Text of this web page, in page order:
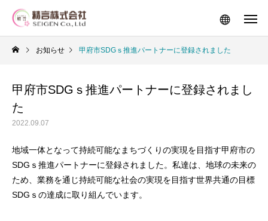
お知らせ 甲府市SDGｓ推進パートナーに登録されました
甲府市SDGｓ推進パートナーに登録されまし
た
2022.09.07
地域一体となって持続可能なまちづくりの実現を目指す甲府市の
SDGｓ推進パートナーに登録されました。私達は、地球の未来の
ため、業務を通じ持続可能な社会の実現を目指す世界共通の目標
SDGｓの達成に取り組んでいます。